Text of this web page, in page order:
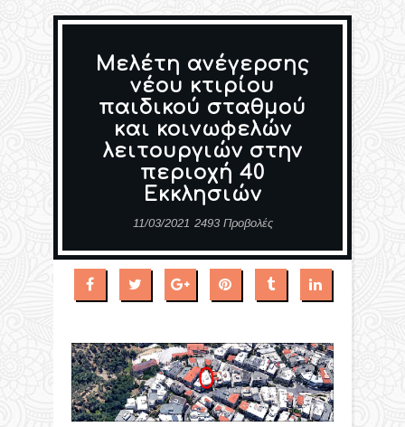
Μελέτη ανέγερσης
νέου κτιρίου
παιδικού σταθμού
και κοινωφελών
λειτουργιών στην
περιοχή 40
Εκκλησιών
11/03/2021 2493 Προβολές